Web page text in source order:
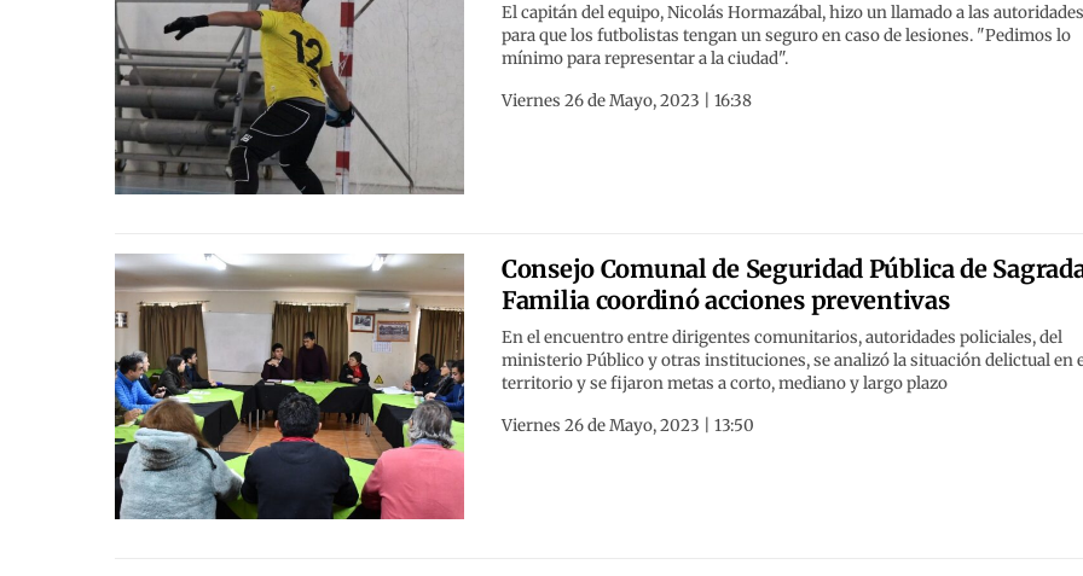
El capitán del equipo, Nicolás Hormazábal, hizo un llamado a las
para que los futbolistas tengan un seguro en caso de lesiones. "Pedimos lo
mínimo para representar a la ciudad".
Viernes 26 de Mayo, 2023 | 16:38
Consejo Comunal de Seguridad Pública de
Familia coordinó acciones preventivas
En el encuentro entre dirigentes comunitarios, autoridades policiales, del
ministerio Público y otras instituciones, se analizó la situación delictual en
territorio y se fijaron metas a corto, mediano y largo plazo
Viernes 26 de Mayo, 2023 | 13:50